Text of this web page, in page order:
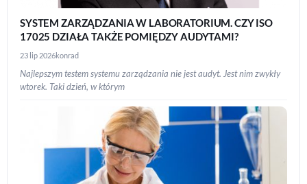
SYSTEM ZARZĄDZANIA W LABORATORIUM. CZY ISO
17025 DZIAŁA TAKŻE POMIĘDZY AUDYTAMI?
23 lip 2026konrad
Najlepszym testem systemu zarządzania nie jest audyt. Jest nim zwykły
wtorek. Taki dzień, w którym